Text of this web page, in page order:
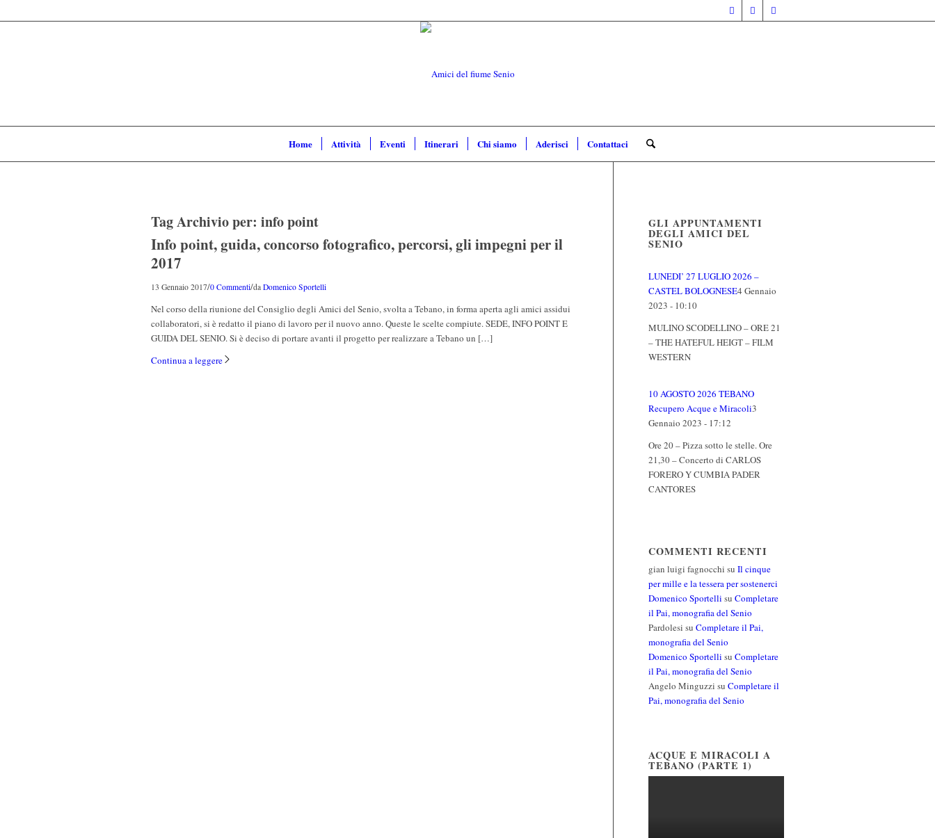
Home Attività Eventi Itinerari Chi siamo Aderisci Contattaci
Tag Archivio per: info point
Info point, guida, concorso fotografico, percorsi, gli impegni per il
2017
13 Gennaio 2017/0 Commenti/da Domenico Sportelli
Nel corso della riunione del Consiglio degli Amici del Senio, svolta a Tebano, in forma aperta agli amici assidui
collaboratori, si è redatto il piano di lavoro per il nuovo anno. Queste le scelte compiute. SEDE, INFO POINT E
GUIDA DEL SENIO. Si è deciso di portare avanti il progetto per realizzare a Tebano un […]
Continua a leggere
GLI APPUNTAMENTI
DEGLI AMICI DEL
SENIO
LUNEDI’ 27 LUGLIO 2026 –
CASTEL BOLOGNESE4 Gennaio
2023 - 10:10
MULINO SCODELLINO – ORE 21
– THE HATEFUL HEIGT – FILM
WESTERN
10 AGOSTO 2026 TEBANO
Recupero Acque e Miracoli3
Gennaio 2023 - 17:12
Ore 20 – Pizza sotto le stelle. Ore
21,30 – Concerto di CARLOS
FORERO Y CUMBIA PADER
CANTORES
COMMENTI RECENTI
gian luigi fagnocchi suIl cinque
per mille e la tessera per sostenerci
Domenico Sportelli suCompletare
il Pai, monografia del Senio
Pardolesi suCompletare il Pai,
monografia del Senio
Domenico Sportelli suCompletare
il Pai, monografia del Senio
Angelo Minguzzi suCompletare il
Pai, monografia del Senio
ACQUE E MIRACOLI A
TEBANO (PARTE 1)